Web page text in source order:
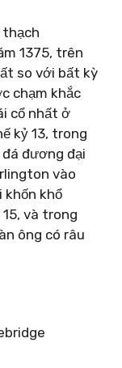
thạch
1375, trên
so với bất kỳ
chạm khắc
cổ nhất ở
kỷ 13, trong
đương đại
vào
khốn khổ
và trong
ông có râu